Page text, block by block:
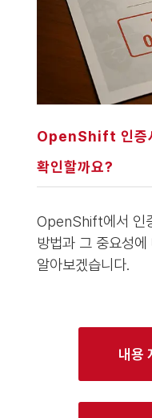
OpenShift 인증
확인할까요?
OpenShift에서 인
방법과 그 중요성에
알아보겠습니다.
내용